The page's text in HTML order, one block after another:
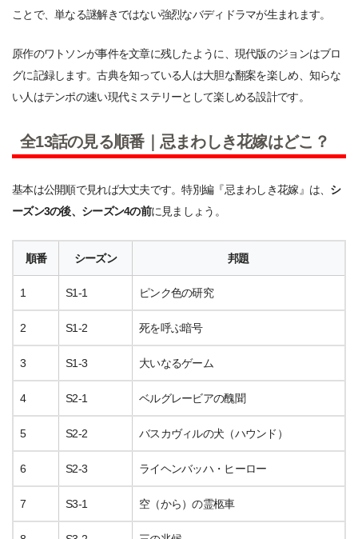
ことで、単なる謎解きではない強烈なバディドラマが生まれます。
原作のワトソンが事件を文章に残したように、現代版のジョンはブロ
グに記録します。古典を知っている人は大胆な翻案を楽しめ、知らな
い人はテンポの速い現代ミステリーとして楽しめる設計です。
全13話の見る順番｜忌まわしき花嫁はどこ？
基本は公開順で見れば大丈夫です。特別編『忌まわしき花嫁』は、 シ
ーズン3の後、シーズン4の前に見ましょう。
順番 シーズン 邦題
1 S1-1 ピンク色の研究
2 S1-2 死を呼ぶ暗号
3 S1-3 大いなるゲーム
4 S2-1 ベルグレービアの醜聞
5 S2-2 バスカヴィルの犬（ハウンド）
6 S2-3 ライヘンバッハ・ヒーロー
7 S3-1 空（から）の霊柩車